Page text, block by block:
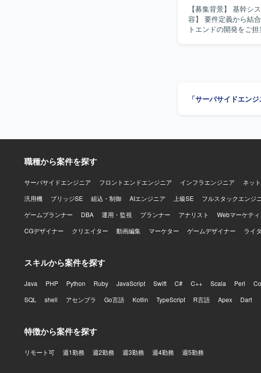
【募集背景】 基幹シス
容】 要件定義から結
トエンドの開発をご担当いただきます。 【求める人
「サーバサイドエン
職種から案件を探す
サーバサイドエンジニア フロントエンドエンジニア インフラエンジニア ネッ
汎用機
ブリッジSE 組込・制御 AIエンジニア 上級SE フルスタックエンジ
ゲームプランナー
DBA 運用・監視 プランナー アナリスト Webマーケテ
CGデザイナー
クリエイター 動画編集 マーケター ゲームデザイナー ライ
スキルから案件を探す
Java PHP Python Ruby JavaScript Swift C# C++ Scala Perl
SQL
shell アセンブラ Go言語 Kotlin TypeScript R言語 Apex Dart
特徴から案件を探す
リモート可 週1勤務 週2勤務 週3勤務 週4勤務 週5勤務